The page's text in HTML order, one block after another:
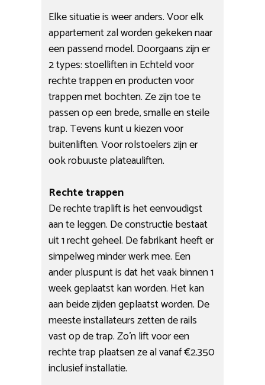
Elke situatie is weer anders. Voor elk
appartement zal worden gekeken naar
een passend model. Doorgaans zijn er
2 types: stoelliften in Echteld voor
rechte trappen en producten voor
trappen met bochten. Ze zijn toe te
passen op een brede, smalle en steile
trap. Tevens kunt u kiezen voor
buitenliften. Voor rolstoelers zijn er
ook robuuste plateauliften.
Rechte trappen
De rechte traplift is het eenvoudigst
aan te leggen. De constructie bestaat
uit 1 recht geheel. De fabrikant heeft er
simpelweg minder werk mee. Een
ander pluspunt is dat het vaak binnen 1
week geplaatst kan worden. Het kan
aan beide zijden geplaatst worden. De
meeste installateurs zetten de rails
vast op de trap. Zo’n lift voor een
rechte trap plaatsen ze al vanaf €2.350
inclusief installatie.